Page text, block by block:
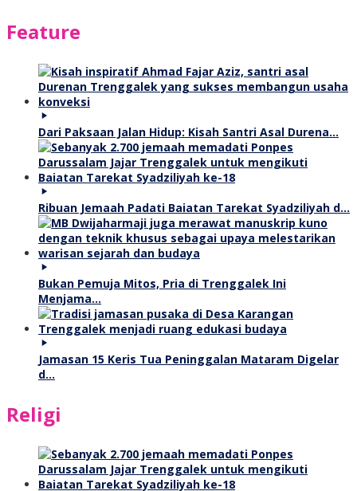
Feature
Dari Paksaan Jalan Hidup: Kisah Santri Asal Durena…
Ribuan Jemaah Padati Baiatan Tarekat Syadziliyah d…
Bukan Pemuja Mitos, Pria di Trenggalek Ini
Menjama…
Jamasan 15 Keris Tua Peninggalan Mataram Digelar
d…
Religi